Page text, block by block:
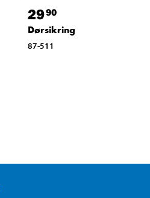
2990
Dørsikring
87-511